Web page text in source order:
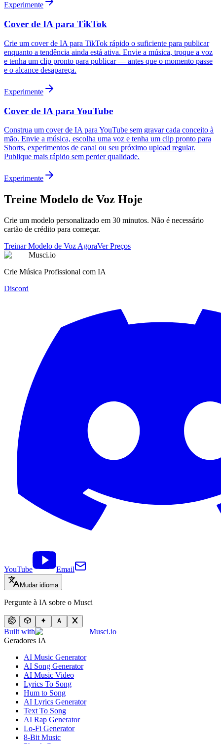
Experimente
Cover de IA para TikTok
Crie um cover de IA para TikTok rápido o suficiente para publicar
enquanto a tendência ainda está ativa. Envie a música, troque a voz
e tenha um clip pronto para publicar — antes que o momento passe
e o alcance desapareça.
Experimente
Cover de IA para YouTube
Construa um cover de IA para YouTube sem gravar cada conceito à
mão. Envie a música, escolha uma voz e tenha um clip pronto para
Shorts, experimentos de canal ou seu próximo upload regular.
Publique mais rápido sem perder qualidade.
Experimente
Treine Modelo de Voz Hoje
Crie um modelo personalizado em 30 minutos. Não é necessário
cartão de crédito para começar.
Treinar Modelo de Voz AgoraVer Preços
Musci.io
Crie Música Profissional com IA
Discord
YouTube Email
Mudar idioma
Pergunte à IA sobre o Musci
Built with
Musci.io
Geradores IA
AI Music Generator
AI Song Generator
AI Music Video
Lyrics To Song
Hum to Song
AI Lyrics Generator
Text To Song
AI Rap Generator
Lo-Fi Generator
8-Bit Music